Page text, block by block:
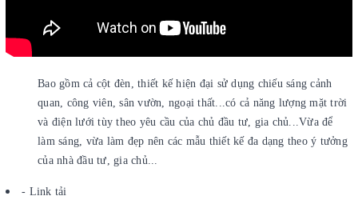
Bao gồm cả cột đèn, thiết kế hiện đại sử dụng chiếu sáng cảnh
quan, công viên, sân vườn, ngoại thất...có cả năng lượng mặt trời
và điện lưới tùy theo yêu cầu của chủ đầu tư, gia chủ...Vừa để
làm sáng, vừa làm đẹp nên các mẫu thiết kế đa dạng theo ý tưởng
của nhà đầu tư, gia chủ...
- Link tải